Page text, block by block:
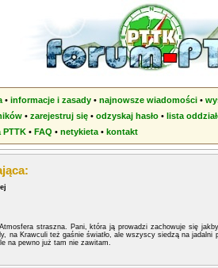
• informacje i zasady • najnowsze wiadomości •
• zarejestruj się • odzyskaj hasło • lista
PTTK • FAQ • netykieta • kontakt
straszna. Pani, która ją prowadzi zachowuje się
na Krawculi też gaśnie światło, ale wszyscy siedzą na
na pewno już tam nie zawitam.